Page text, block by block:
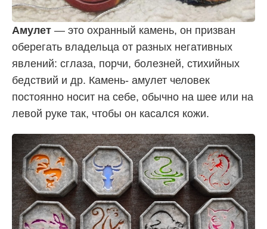
Амулет — это охранный камень, он призван
оберегать владельца от разных негативных
явлений: сглаза, порчи, болезней, стихийных
бедствий и др. Камень- амулет человек
постоянно носит на себе, обычно на шее или на
левой руке так, чтобы он касался кожи.